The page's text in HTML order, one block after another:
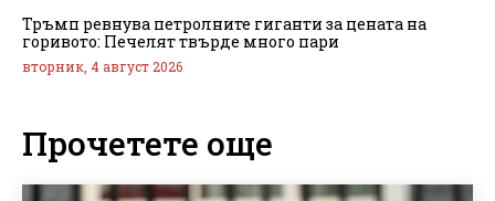
Тръмп ревнува петролните гиганти за цената на
горивото: Печелят твърде много пари
вторник, 4 август 2026
Прочетете още